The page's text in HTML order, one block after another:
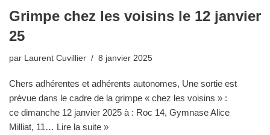
Grimpe chez les voisins le 12 janvier
25
par Laurent Cuvillier 8 janvier 2025
Chers adhérentes et adhérents autonomes, Une sortie est
prévue dans le cadre de la grimpe « chez les voisins » :
ce dimanche 12 janvier 2025 à : Roc 14, Gymnase Alice
Milliat, 11… Lire la suite »